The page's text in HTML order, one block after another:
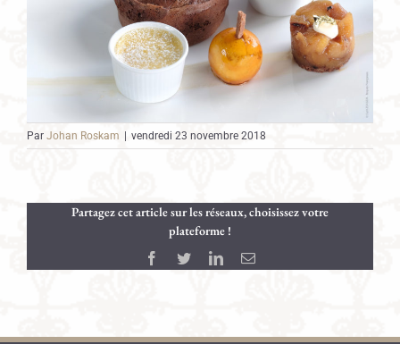
Par Johan Roskam vendredi 23 novembre 2018
Partagez cet article sur les réseaux, choisissez votre
plateforme !
Facebook
TwitterLinkedInEmail